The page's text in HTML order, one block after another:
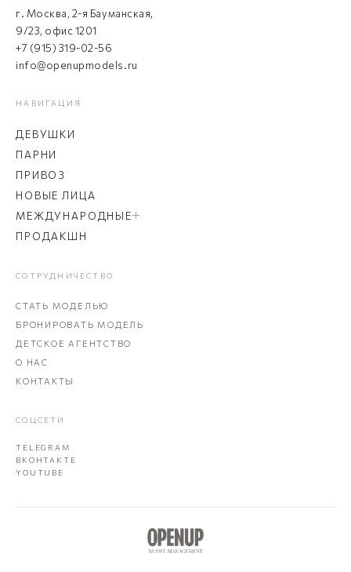
г. Москва, 2-я Бауманская,
9/23, офис 1201
+7 (915) 319-02-56
info@openupmodels.ru
НАВИГАЦИЯ
ДЕВУШКИ
ПАРНИ
ПРИВОЗ
НОВЫЕ ЛИЦА
МЕЖДУНАРОДНЫЕ
ПРОДАКШН
СОТРУДНИЧЕСТВО
СТАТЬ МОДЕЛЬЮ
БРОНИРОВАТЬ МОДЕЛЬ
ДЕТСКОЕ АГЕНТСТВО
О НАС
КОНТАКТЫ
СОЦСЕТИ
TELEGRAM
ВКОНТАКТЕ
YOUTUBE